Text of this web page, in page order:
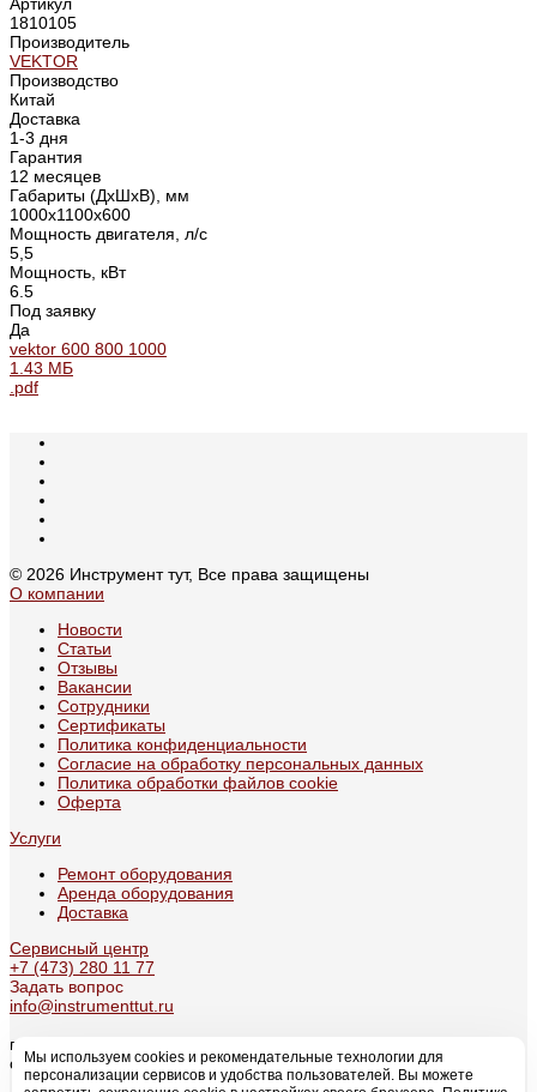
1810105
Производитель
VEKTOR
Производство
Китай
Доставка
1-3 дня
Гарантия
12 месяцев
Габариты (ДхШхВ), мм
1000х1100х600
Мощность двигателя, л/с
5,5
Мощность, кВт
6.5
Под заявку
Да
vektor 600 800 1000
1.43 МБ
.pdf
© 2026 Инструмент тут, Все права защищены
О компании
Новости
Статьи
Отзывы
Вакансии
Сотрудники
Сертификаты
Политика конфиденциальности
Согласие на обработку персональных данных
Политика обработки файлов cookie
Оферта
Услуги
Ремонт оборудования
Аренда оборудования
Доставка
Сервисный центр
+7 (473) 280 11 77
Задать вопрос
info@instrumenttut.ru
г. Воронеж, проспект Патриотов, 49А
с 09:00 по 17:30
Мы используем cookies и рекомендательные технологии для
персонализации сервисов и удобства пользователей. Вы можете